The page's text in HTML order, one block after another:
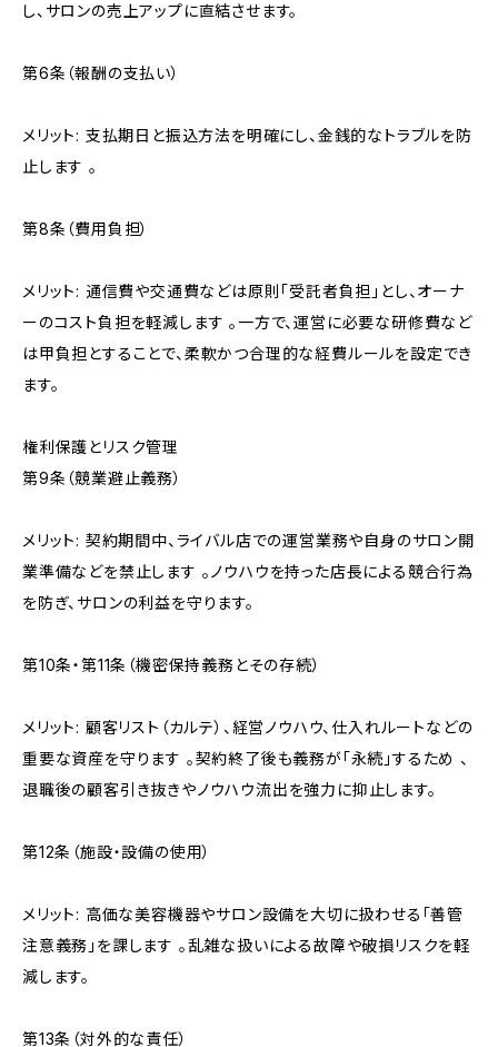
し、サロンの売上アップに直結させます。
第6条（報酬の支払い）
メリット: 支払期日と振込方法を明確にし、金銭的なトラブルを防
止します 。
第8条（費用負担）
メリット: 通信費や交通費などは原則「受託者負担」とし、オーナ
ーのコスト負担を軽減します 。一方で、運営に必要な研修費など
は甲負担とすることで、柔軟かつ合理的な経費ルールを設定でき
ます。
権利保護とリスク管理
第9条（競業避止義務）
メリット: 契約期間中、ライバル店での運営業務や自身のサロン開
業準備などを禁止します 。ノウハウを持った店長による競合行為
を防ぎ、サロンの利益を守ります。
第10条・第11条（機密保持義務とその存続）
メリット: 顧客リスト（カルテ）、経営ノウハウ、仕入れルートなどの
重要な資産を守ります 。契約終了後も義務が「永続」するため 、
退職後の顧客引き抜きやノウハウ流出を強力に抑止します。
第12条（施設・設備の使用）
メリット: 高価な美容機器やサロン設備を大切に扱わせる「善管
注意義務」を課します 。乱雑な扱いによる故障や破損リスクを軽
減します。
第13条（対外的な責任）